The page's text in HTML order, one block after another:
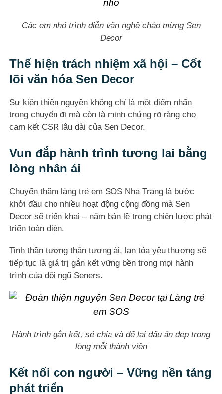
Các em nhỏ trình diễn văn nghệ chào mừng Sen
Decor
Thể hiện trách nhiệm xã hội – Cốt
lõi văn hóa Sen Decor
Sự kiện thiện nguyện không chỉ là một điểm nhấn
trong chuyến đi mà còn là minh chứng rõ ràng cho
cam kết CSR lâu dài của Sen Decor.
Vun đắp hành trình tương lai bằng
lòng nhân ái
Chuyến thăm làng trẻ em SOS Nha Trang là bước
khởi đầu cho nhiều hoạt động cộng đồng mà Sen
Decor sẽ triển khai – năm bản lề trong chiến lược phát
triển toàn diện.
Tinh thần tương thân tương ái, lan tỏa yêu thương sẽ
tiếp tục là giá trị gắn kết vững bền trong mọi hành
trình của đội ngũ Seners.
Hành trình gắn kết, sẻ chia và để lại dấu ấn đẹp trong
lòng mỗi thành viên
Kết nối con người – Vững nền tảng
phát triển